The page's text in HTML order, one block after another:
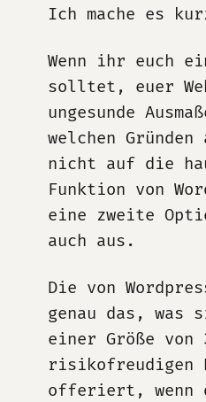
Ich mache es
Wenn ihr euch
solltet, euer
ungesunde
welchen
nicht auf die
Funktion von
eine zweite
auch aus.
Die von
genau das,
einer Größe von
risikofreudigen
offeriert, wenn